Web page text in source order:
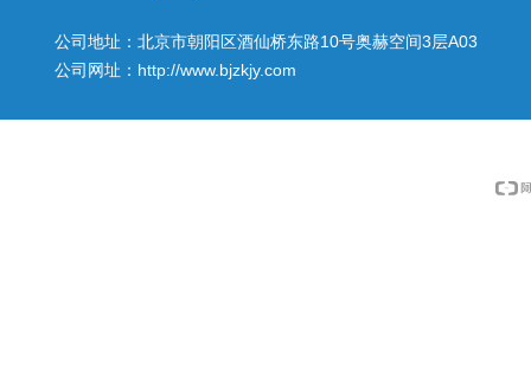
公司地址：北京市朝阳区酒仙桥东路10号奥赫空间3层A03
公司网址：http://www.bjzkjy.com